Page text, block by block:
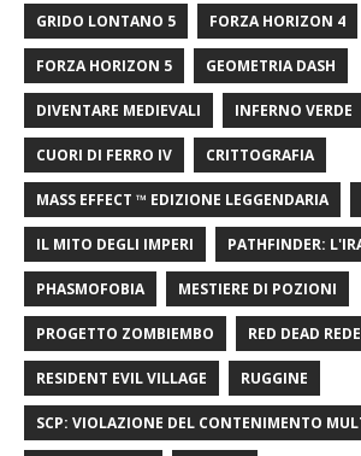
GRIDO LONTANO 5 FORZA HORIZON 4
FORZA HORIZON 5 GEOMETRIA DASH
DIVENTARE MEDIEVALI INFERNO VERDE
CUORI DI FERRO IV CRITTOGRAFIA
MASS EFFECT ™ EDIZIONE LEGGENDARIA
IL MITO DEGLI IMPERI PATHFINDER:
PHASMOFOBIA MESTIERE DI POZIONI
PROGETTO ZOMBIEMBO RED DEAD
RESIDENT EVIL VILLAGE RUGGINE
SCP: VIOLAZIONE DEL CONTENIMENTO